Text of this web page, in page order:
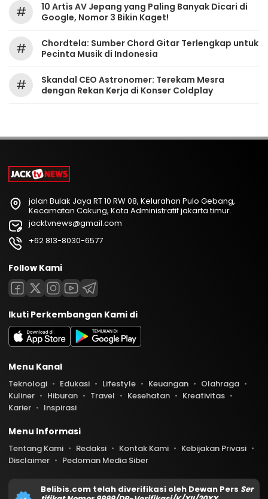
#
10 Artis AV Jepang yang Paling Banyak Dicari di
Google, Nomor 3 Bikin Kaget!
#
Chordtela: Sumber Chord Gitar Terlengkap untuk
Pecinta Musik di Indonesia
#
Skandal CEO Astronomer: Terekam Mesra
dengan Rekan Kerja di Konser Coldplay
jalan Bulak Jaya RT 10 RW 08, Kelurahan Pulo Gebang,
Kecamatan Cakung, Kota Administratif jakarta timur.
jacktvnews@gmail.com
+62 813-8030-6577
Follow Kami
Ikuti Perkembangan Kami di
Menu Kanal
Teknologi Edukasi Lifestyle Keuangan
Olahraga
Kuliner
Hiburan Travel Kesehatan
Kreativitas
Karier
Inspirasi
Menu Informasi
Tentang Kami Redaksi Kontak Kami
Kebijakan Privasi
Disclaimer
Pedoman Media Siber
Belibis.com telah diverifikasi oleh Dewan Pers Ser